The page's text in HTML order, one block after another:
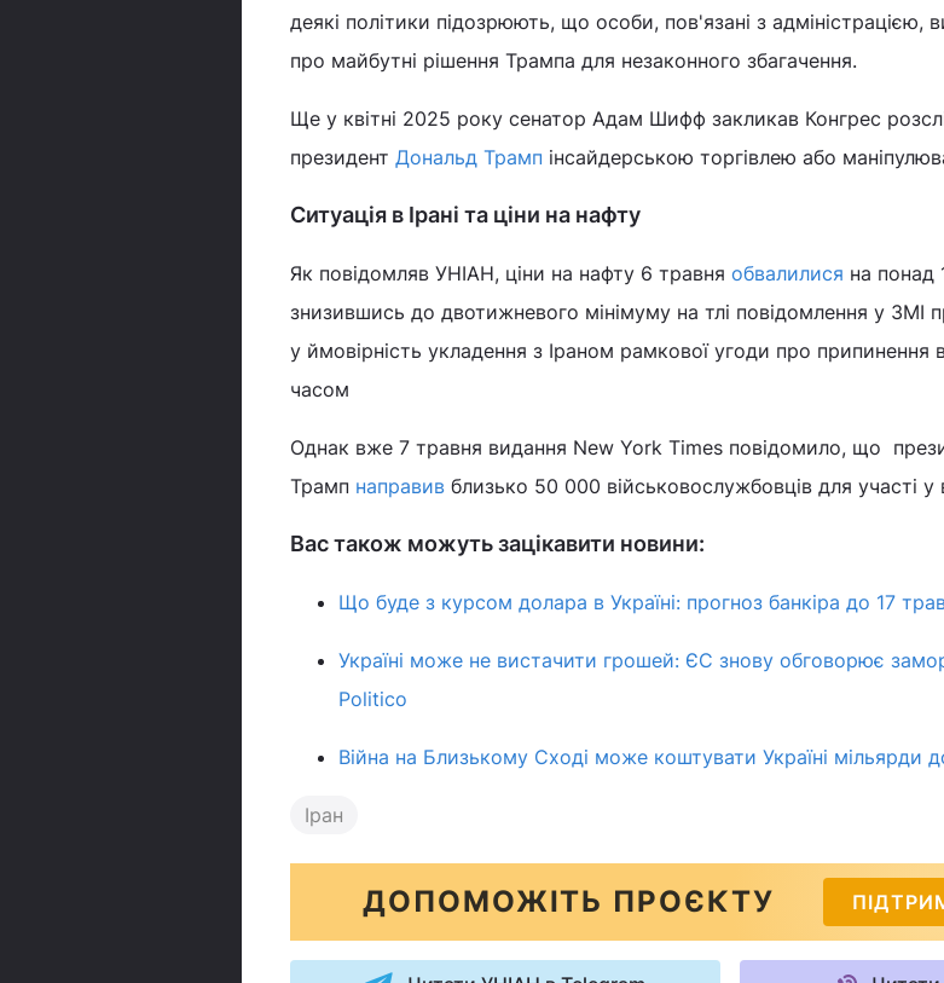
деякі політики підозрюють, що особи, пов'язані з адміністрацією,
про майбутні рішення Трампа для незаконного збагачення.
Ще у квітні 2025 року сенатор Адам Шифф закликав Конгрес
президент Дональд Трамп інсайдерською торгівлею або
Ситуація в Ірані та ціни на нафту
Як повідомляв УНІАН, ціни на нафту 6 травня обвалилися на понад
знизившись до двотижневого мінімуму на тлі повідомлення у
у ймовірність укладення з Іраном рамкової угоди про припинення
часом
Однак вже 7 травня видання New York Times повідомило, що
Трамп направив близько 50 000 військовослужбовців для участі у
Вас також можуть зацікавити новини:
Що буде з курсом долара в Україні: прогноз банкіра до 17
Україні може не вистачити грошей: ЄС знову обговорює
Politico
Війна на Близькому Сході може коштувати Україні мільярди
Іран
ДОПОМОЖІТЬ ПРОЄКТУ